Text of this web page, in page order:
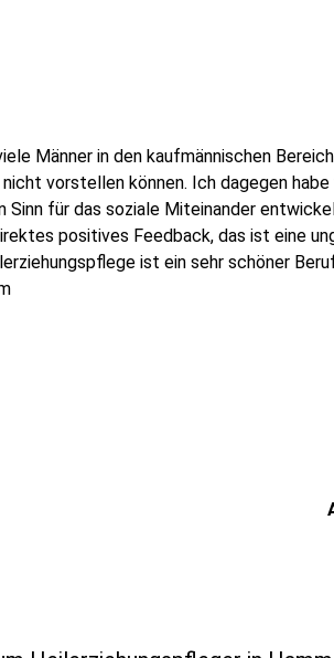
Männer in den kaufmännischen
vorstellen können. Ich dagegen
Sinn für das soziale Miteinander
positives Feedback, das ist eine
ist ein sehr schöner